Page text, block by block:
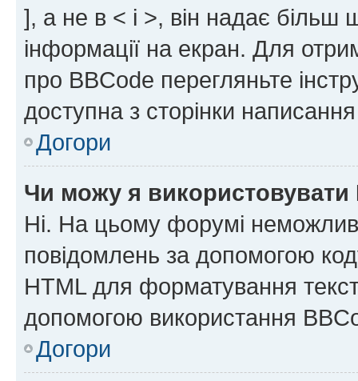
], а не в < і >, він надає більш
інформації на екран. Для
про BBCode перегляньте
доступна з сторінки
Догори
Чи можу я використовувати
Ні. На цьому форумі
повідомлень за допомогою
HTML для форматування
допомогою використання
Догори